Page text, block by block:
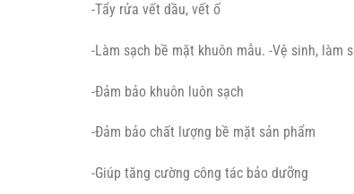
-Tẩy rửa vết dầu, vết ố
-Làm sạch bề mặt khuôn mẫu. -Vệ sinh, làm
-Đảm bảo khuôn luôn sạch
-Đảm bảo chất lượng bề mặt sản phẩm
-Giúp tăng cường công tác bảo dưỡng